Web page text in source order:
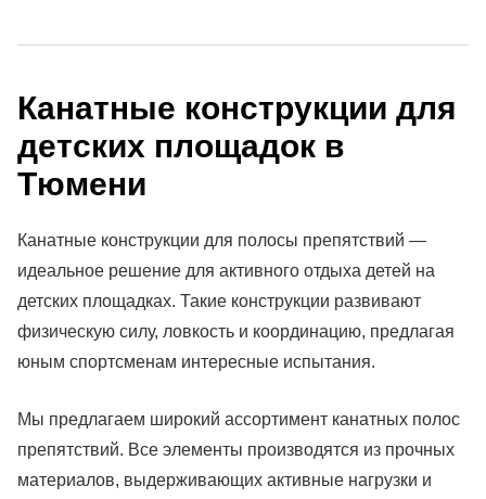
Канатные конструкции для
детских площадок в
Тюмени
Канатные конструкции для полосы препятствий —
идеальное решение для активного отдыха детей на
детских площадках. Такие конструкции развивают
физическую силу, ловкость и координацию, предлагая
юным спортсменам интересные испытания.
Мы предлагаем широкий ассортимент канатных полос
препятствий. Все элементы производятся из прочных
материалов, выдерживающих активные нагрузки и